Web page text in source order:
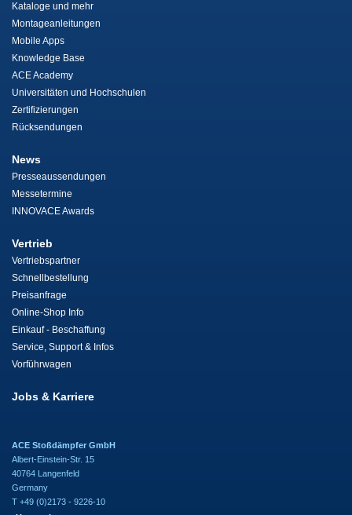
Kataloge und mehr
Montageanleitungen
Mobile Apps
Knowledge Base
ACE Academy
Universitäten und Hochschulen
Zertifizierungen
Rücksendungen
News
Presseaussendungen
Messetermine
INNOVACE Awards
Vertrieb
Vertriebspartner
Schnellbestellung
Preisanfrage
Online-Shop Info
Einkauf - Beschaffung
Service, Support & Infos
Vorführwagen
Jobs & Karriere
ACE Stoßdämpfer GmbH
Albert-Einstein-Str. 15
40764 Langenfeld
Germany
T +49 (0)2173 - 9226-10